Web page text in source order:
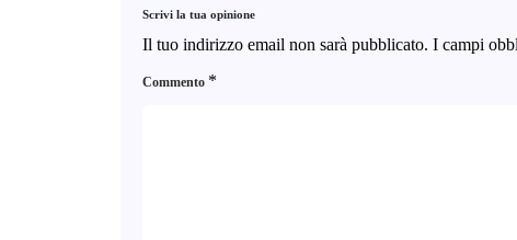
Scrivi la tua opinione
Il tuo indirizzo email non sarà pubblicato. I campi
Commento *